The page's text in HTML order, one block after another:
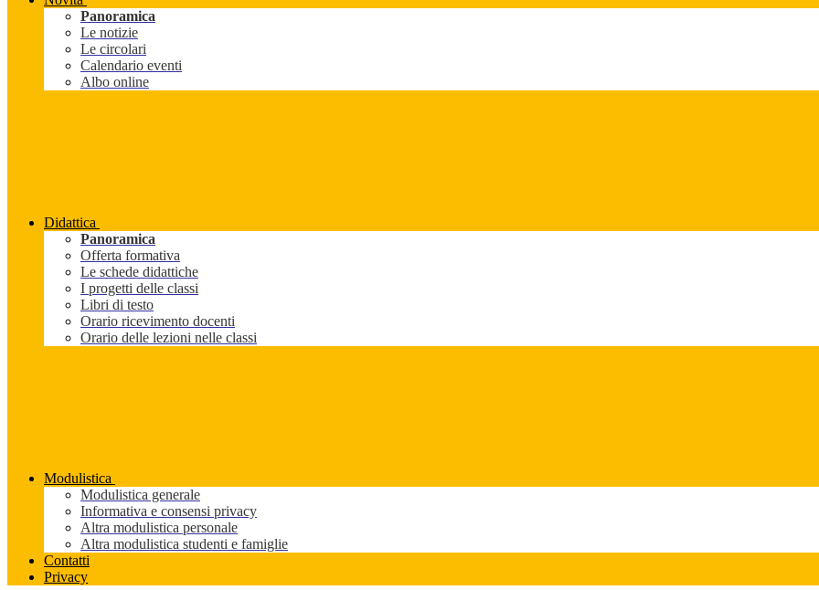
Panoramica
Le notizie
Le circolari
Calendario eventi
Albo online
Didattica
Panoramica
Offerta formativa
Le schede didattiche
I progetti delle classi
Libri di testo
Orario ricevimento docenti
Orario delle lezioni nelle classi
Modulistica
Modulistica generale
Informativa e consensi privacy
Altra modulistica personale
Altra modulistica studenti e famiglie
Contatti
Privacy